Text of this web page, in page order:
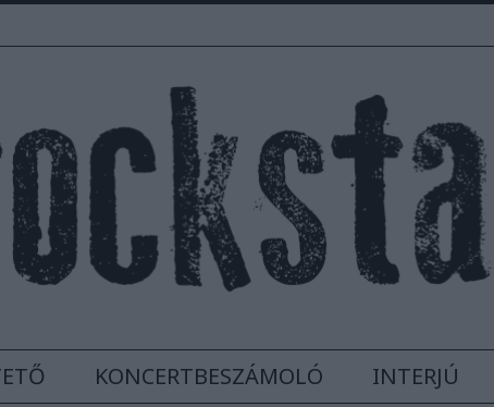
KONCERTBESZÁMOLÓ INTERJÚ